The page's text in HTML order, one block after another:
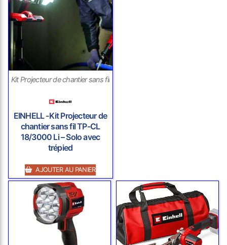
Kit Projecteur de chantier sans fil
EINHELL -Kit Projecteur de
chantier sans fil TP-CL
18/3000 Li – Solo avec
trépied
AJOUTER AU PANIER